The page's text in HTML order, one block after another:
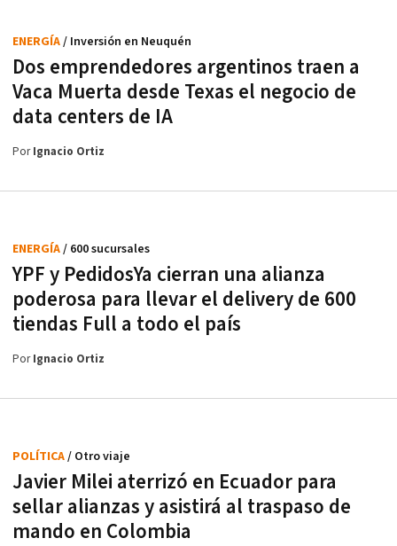
Dos emprendedores argentinos traen a
Vaca Muerta desde Texas el negocio de
data centers de IA
ENERGÍA/ Inversión en Neuquén
PorIgnacio Ortiz
YPF y PedidosYa cierran una alianza
poderosa para llevar el delivery de 600
tiendas Full a todo el país
ENERGÍA/ 600 sucursales
PorIgnacio Ortiz
Javier Milei aterrizó en Ecuador para
sellar alianzas y asistirá al traspaso de
mando en Colombia
POLÍTICA/ Otro viaje